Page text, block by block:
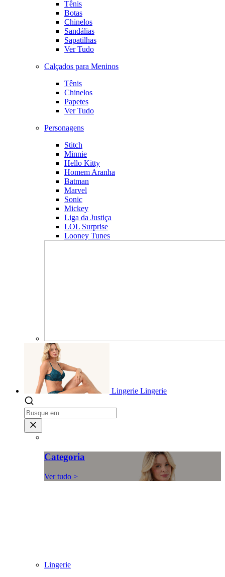
Tênis
Botas
Chinelos
Sandálias
Sapatilhas
Ver Tudo
Calçados para Meninos
Tênis
Chinelos
Papetes
Ver Tudo
Personagens
Stitch
Minnie
Hello Kitty
Homem Aranha
Batman
Marvel
Sonic
Mickey
Liga da Justiça
LOL Surprise
Looney Tunes
Lingerie Lingerie
Categoria
Ver tudo >
Lingerie